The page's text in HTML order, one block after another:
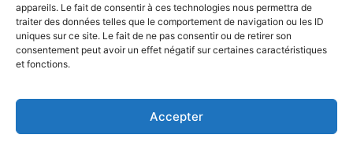
appareils. Le fait de consentir à ces technologies nous permettra de
traiter des données telles que le comportement de navigation ou les ID
uniques sur ce site. Le fait de ne pas consentir ou de retirer son
consentement peut avoir un effet négatif sur certaines caractéristiques
et fonctions.
Accepter
Accueil Economie Entreprises Entrepreneur
Maghreb
© Challenges.tn By AAKOM.DIGITAL